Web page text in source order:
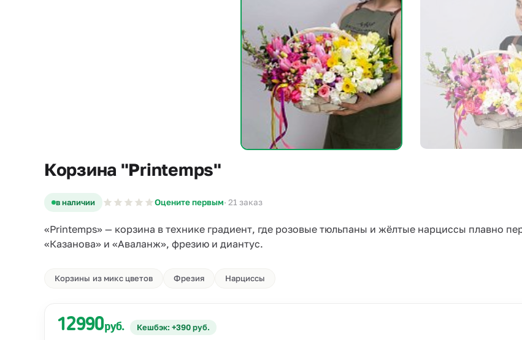
Корзина "Printemps"
в наличии Оцените первым· 21 заказ
«Printemps» — корзина в технике градиент, где розовые тюльпаны и жёлтые нарциссы плавно
«Казанова» и «Аваланж», фрезию и диантус.
Корзины из микс цветов Фрезия Нарциссы
12990руб. Кешбэк: +390 руб.